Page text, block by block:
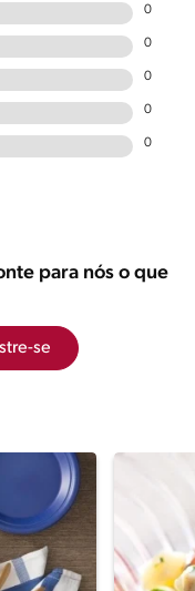
0
0
0
0
0
para nós o que
se